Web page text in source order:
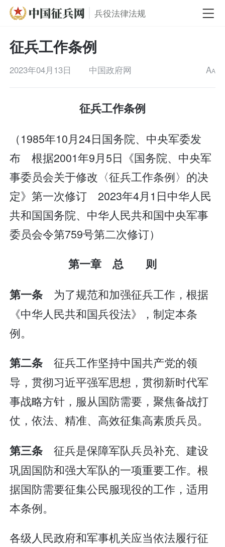
兵役法律法规
征兵工作条例
2023年04月13日 中国政府网 AA
征兵工作条例
（1985年10月24日国务院、中央军委发
布 根据2001年9月5日《国务院、中央军
事委员会关于修改〈征兵工作条例〉的决
定》第一次修订 2023年4月1日中华人民
共和国国务院、中华人民共和国中央军事
委员会令第759号第二次修订）
第一章 总 则
第一条 为了规范和加强征兵工作，根据
《中华人民共和国兵役法》，制定本条
例。
第二条 征兵工作坚持中国共产党的领
导，贯彻习近平强军思想，贯彻新时代军
事战略方针，服从国防需要，聚焦备战打
仗，依法、精准、高效征集高素质兵员。
第三条 征兵是保障军队兵员补充、建设
巩固国防和强大军队的一项重要工作。根
据国防需要征集公民服现役的工作，适用
本条例。
各级人民政府和军事机关应当依法履行征